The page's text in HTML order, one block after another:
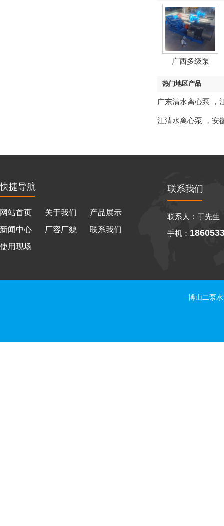
广西多级泵
热门地区产品
广东清水离心泵 ，
江清水离心泵 ， 安
快捷导航
网站首页 关于我们
产品展示
新闻中心
厂容厂貌
联系我们
使用现场
联系我们
联系人：于先生
手机：
博山二泵